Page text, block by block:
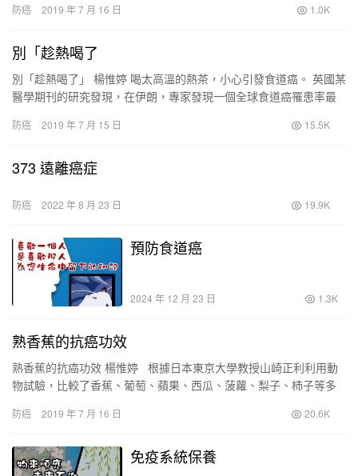
防癌 2019 年 7 月 16 日 1.0K
別「趁熱喝了
別「趁熱喝了」 楊惟婷 喝太高溫的熱茶，小心引發食道癌。 英國某
醫學期刊的研究發現，在伊朗，專家發現一個全球食道癌罹患率最
防癌 2019 年 7 月 15 日 15.5K
373 遠離癌症
防癌 2022 年 8 月 23 日 19.9K
預防食道癌
2024 年 12 月 23 日 1.3K
熟香蕉的抗癌功效
熟香蕉的抗癌功效 楊惟婷 根據日本東京大學教授山崎正利利用動
物試驗，比較了香蕉、葡萄、蘋果、西瓜、菠蘿、梨子、柿子等多
防癌 2019 年 7 月 16 日 20.6K
免疫系統保養